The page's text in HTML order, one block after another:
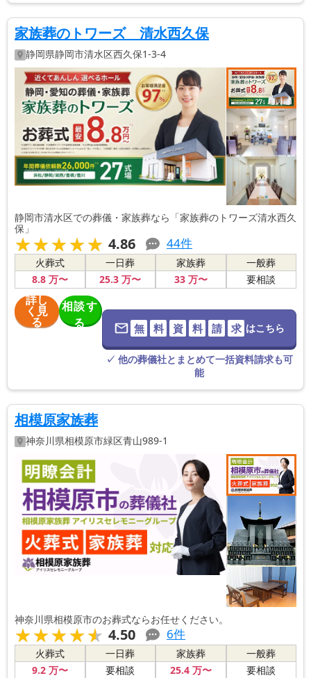
家族葬のトワーズ 清水西久保
静岡県静岡市清水区西久保1-3-4
静岡市清水区での葬儀・家族葬なら「家族葬のトワーズ清水西久
保」
★★★★★
★★★★★ 4.86 44件
火葬式
8.8万〜
一日葬
25.3 万〜
家族葬
33万〜
一般葬
要相談
詳し
く見
る
相談す
る
無 料 資 料 請 求 はこちら
✓ 他の葬儀社とまとめて一括資料請求も可
能
相模原家族葬
神奈川県相模原市緑区青山989-1
神奈川県相模原市のお葬式ならお任せください。
★★★★★
★★★★★ 4.50 6件
火葬式
9.2万〜
一日葬
要相談
家族葬
25.4万〜
一般葬
要相談